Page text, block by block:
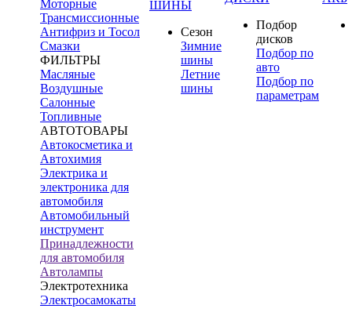
Моторные
Трансмиссионные
Антифриз и Тосол
Смазки
ФИЛЬТРЫ
Масляные
Воздушные
Салонные
Топливные
АВТОТОВАРЫ
Автокосметика и
Автохимия
Электрика и
электроника для
автомобиля
Автомобильный
инструмент
Принадлежности
для автомобиля
Автолампы
Электротехника
Электросамокаты
ШИНЫ
Сезон
Зимние
шины
Летние
шины
Подбор
дисков
Подбор по
авто
Подбор по
параметрам